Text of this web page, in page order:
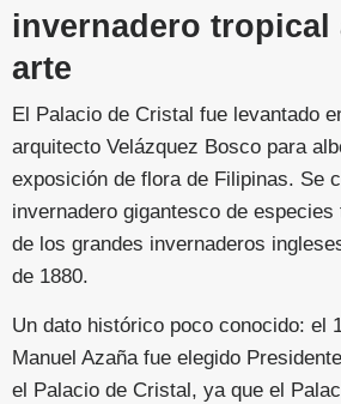
invernadero tropical
arte
El Palacio de Cristal fue levantado
arquitecto Velázquez Bosco para
exposición de flora de Filipinas. Se
invernadero gigantesco de
de los grandes invernaderos
de 1880.
Un dato histórico poco conocido: el
Manuel Azaña fue elegido
el Palacio de Cristal, ya que el